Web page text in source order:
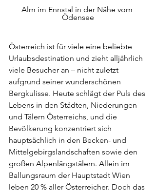
Alm im Ennstal in der Nähe vom
Ödensee
Österreich ist für viele eine beliebte
Urlaubsdestination und zieht alljährlich
viele Besucher an – nicht zuletzt
aufgrund seiner wunderschönen
Bergkulisse. Heute schlägt der Puls des
Lebens in den Städten, Niederungen
und Tälern Österreichs, und die
Bevölkerung konzentriert sich
hauptsächlich in den Becken- und
Mittelgebirgslandschaften sowie den
großen Alpenlängstälern. Allein im
Ballungsraum der Hauptstadt Wien
leben 20 % aller Österreicher. Doch das